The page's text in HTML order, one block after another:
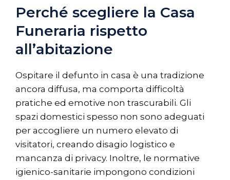
Perché scegliere la Casa
Funeraria rispetto
all’abitazione
Ospitare il defunto in casa è una tradizione
ancora diffusa, ma comporta difficoltà
pratiche ed emotive non trascurabili. Gli
spazi domestici spesso non sono adeguati
per accogliere un numero elevato di
visitatori, creando disagio logistico e
mancanza di privacy. Inoltre, le normative
igienico-sanitarie impongono condizioni